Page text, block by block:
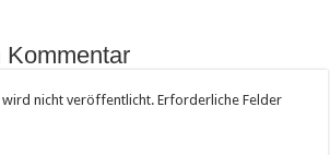
Kommentar
wird nicht veröffentlicht. Erforderliche Felder